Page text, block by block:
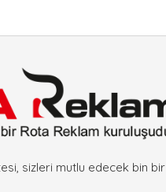
sizleri mutlu edecek bin bir